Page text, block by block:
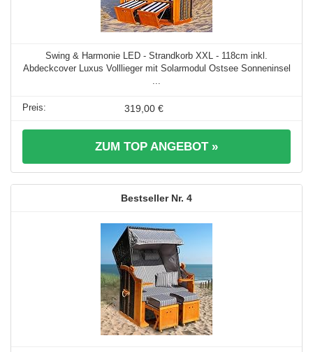
Swing & Harmonie LED - Strandkorb XXL - 118cm inkl.
Abdeckcover Luxus Volllieger mit Solarmodul Ostsee Sonneninsel
319,00 €
ZUM TOP ANGEBOT »
4